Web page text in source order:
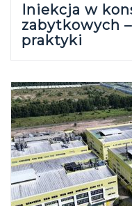
Iniekcja w
zabytkowych
praktyki